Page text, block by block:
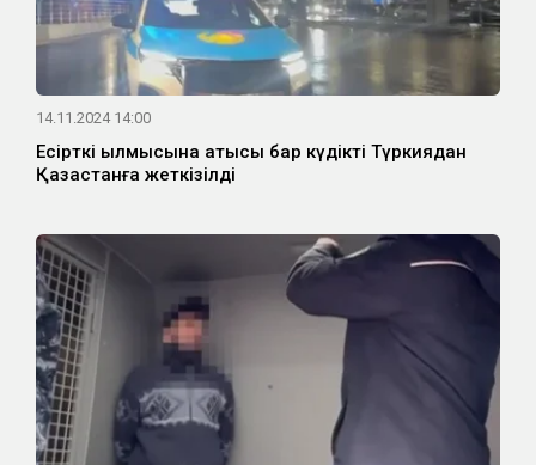
14.11.2024 14:00
Есірткі қылмысына қатысы бар күдікті Түркиядан
Қазақстанға жеткізілді